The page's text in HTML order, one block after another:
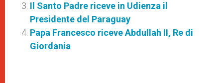
Il Santo Padre riceve in Udienza il
Presidente del Paraguay
Papa Francesco riceve Abdullah II, Re di
Giordania